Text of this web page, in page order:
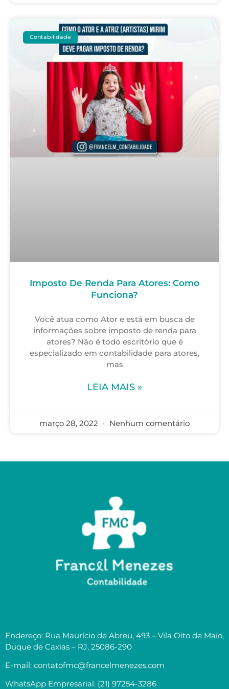
Contabilidade
Imposto De Renda Para Atores: Como
Funciona?
Você atua como Ator e está em busca de
informações sobre imposto de renda para
atores? Não é todo escritório que é
especializado em contabilidade para atores,
mas
LEIA MAIS »
março 28, 2022 Nenhum comentário
Endereço: Rua Maurício de Abreu, 493 – Vila Oito de Maio,
Duque de Caxias – RJ, 25086-290
E-mail: contatofmc@francelmenezes.com
WhatsApp Empresarial: (21) 97254-3286